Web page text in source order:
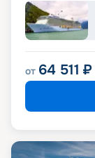
от 64 511 ₽